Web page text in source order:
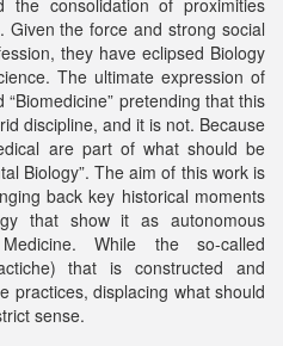
consolidation of proximities
Given the force and strong social
they have eclipsed Biology
The ultimate expression of
pretending that this
discipline, and it is not. Because
are part of what should be
Biology”. The aim of this work is
back key historical moments
that show it as autonomous
While the so-called
that is constructed and
practices, displacing what should
sense.